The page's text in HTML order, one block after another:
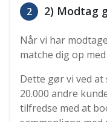
2 2) Modtag
Når vi har
matche dig op
Dette gør vi ved at
20.000 andre
tilfredse med at